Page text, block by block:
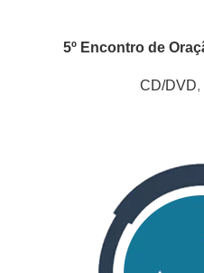
5º Encontro de
CD/DVD,